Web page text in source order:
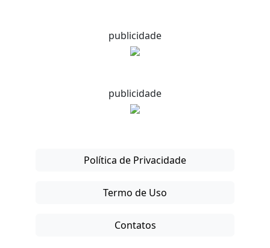
publicidade
publicidade
Política de Privacidade
Termo de Uso
Contatos